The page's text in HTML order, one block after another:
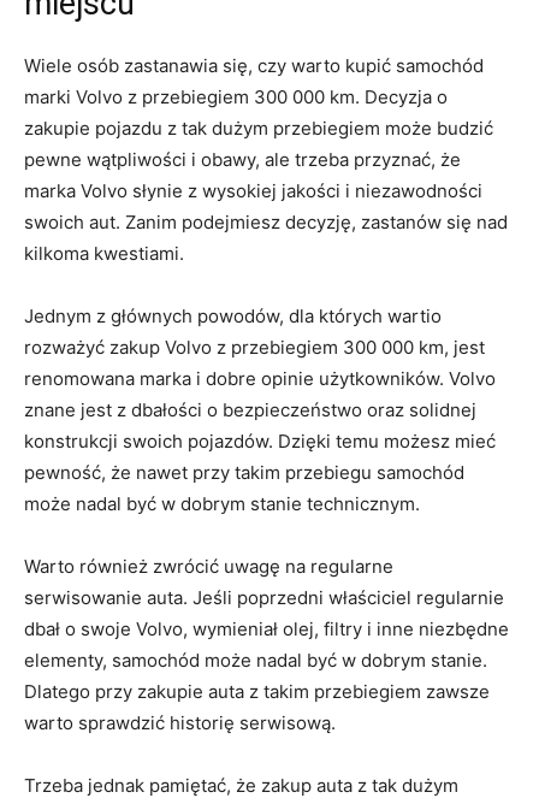
Wiele osób zastanawia się, czy warto kupić⁢ samochód
marki Volvo z przebiegiem 300 000⁢ km. ‍Decyzja o
zakupie pojazdu​ z​ tak dużym ​przebiegiem może budzić
pewne⁢ wątpliwości i obawy, ⁣ale ‌trzeba przyznać, że
marka Volvo słynie‍ z wysokiej jakości i niezawodności
‍swoich aut. Zanim podejmiesz decyzję,‍ zastanów się nad
kilkoma kwestiami.
Jednym ‌z głównych powodów, ‌dla których wartio
⁢rozważyć zakup Volvo ‍z przebiegiem 300 000 ⁤km, jest
renomowana marka i dobre opinie użytkowników. Volvo
znane jest z dbałości o bezpieczeństwo oraz⁢ solidnej
konstrukcji swoich pojazdów.⁢ Dzięki temu możesz‍ mieć
pewność, że nawet przy takim przebiegu samochód
może‍ nadal być w dobrym stanie technicznym.
Warto⁢ również zwrócić uwagę na regularne
serwisowanie auta. Jeśli poprzedni właściciel regularnie ​
dbał o swoje⁢ Volvo, wymieniał ⁤olej, filtry i inne niezbędne
elementy, ‌samochód może ‌nadal być ⁣w dobrym stanie.‌
Dlatego przy ⁤zakupie auta⁢ z takim⁤ przebiegiem ‍zawsze​
warto sprawdzić historię serwisową.
Trzeba jednak pamiętać, że ⁢zakup ⁢auta z tak dużym